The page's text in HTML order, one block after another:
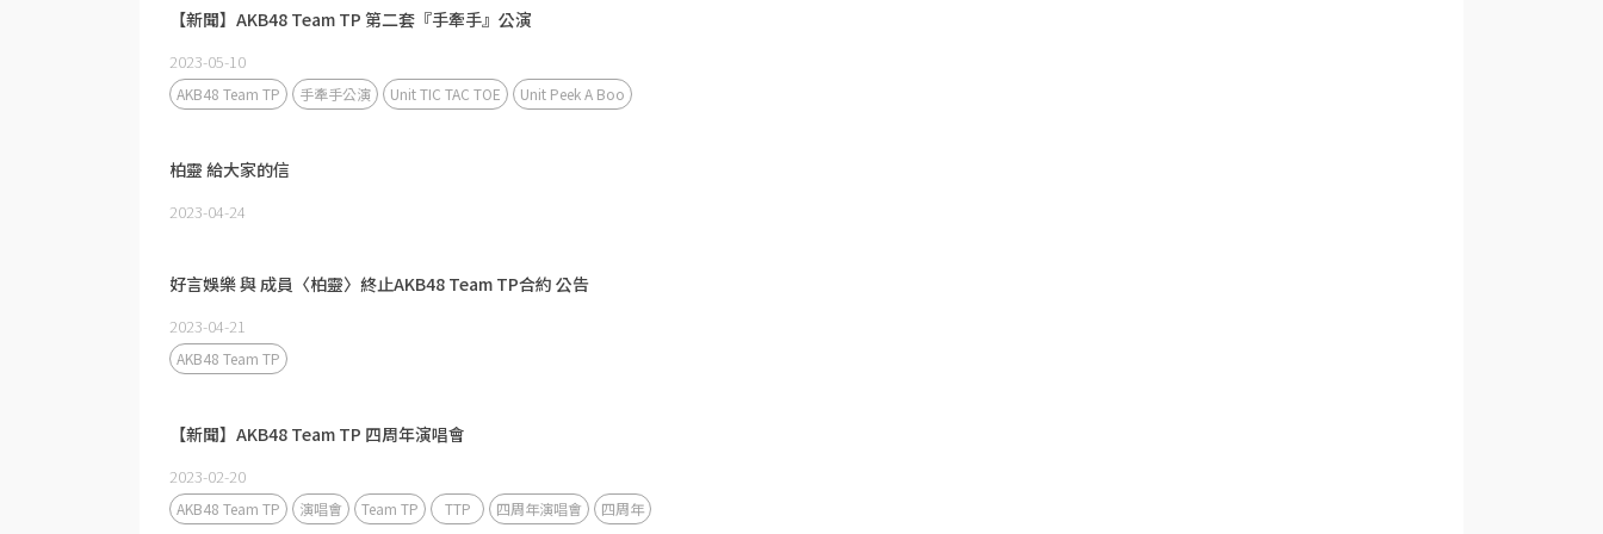
【新聞】AKB48 Team TP 第二套『手牽手』公演
2023-05-10
AKB48 Team TP 手牽手公演 Unit TIC TAC TOE Unit Peek A Boo
柏靈 給大家的信
2023-04-24
好言娛樂 與 成員〈柏靈〉終止AKB48 Team TP合約 公告
2023-04-21
AKB48 Team TP
【新聞】AKB48 Team TP 四周年演唱會
2023-02-20
AKB48 Team TP 演唱會 Team TP TTP 四周年演唱會 四周年